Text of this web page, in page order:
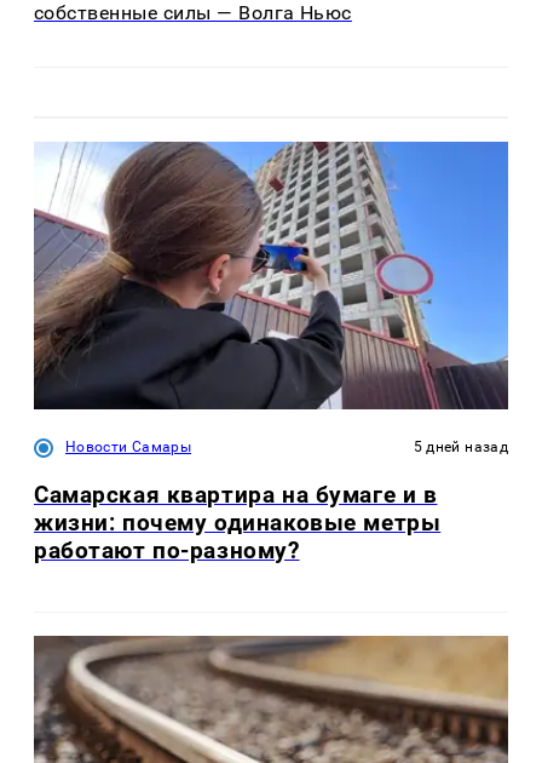
собственные силы — Волга Ньюс
Новости Самары 5 дней назад
Самарская квартира на бумаге и в
жизни: почему одинаковые метры
работают по-разному?